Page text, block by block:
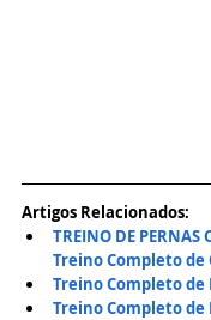
Artigos Relacionados:
TREINO DE PERNAS
Treino Completo de
Treino Completo de
Treino Completo de